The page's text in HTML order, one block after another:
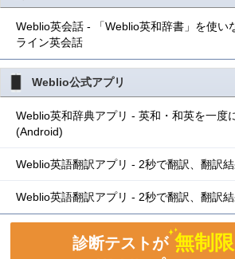
Weblio英会話 - 「Weblio英和辞書」を使い
ライン英会話
Weblio公式アプリ
Weblio英和辞典アプリ - 英和・和英を一度
(Android)
Weblio英語翻訳アプリ - 2秒で翻訳、翻訳
Weblio英語翻訳アプリ - 2秒で翻訳、翻訳
診断テストが 無制限